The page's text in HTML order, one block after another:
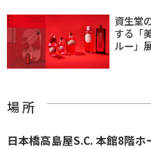
資生堂
する「
ルー」
場 所
日本橋高島屋S.C. 本館8階ホ